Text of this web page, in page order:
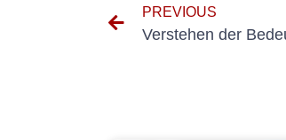
PREVIOUS